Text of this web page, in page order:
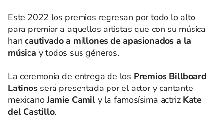
Este 2022 los premios regresan por todo lo alto
para premiar a aquellos artistas que con su música
hancautivado a millones de apasionados a la
música y todos sus géneros.
La ceremonia de entrega de los Premios Billboard
Latinosserá presentada por el actor y cantante
mexicanoJamie Camil y la famosísima actriz Kate
del Castillo.